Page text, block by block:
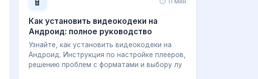
Как установить видеокодеки на
Андроид: полное руководство
Узнайте, как установить видеокодеки на
Андроид. Инструкция по настройке плееров,
решению проблем с форматами и выбору лу